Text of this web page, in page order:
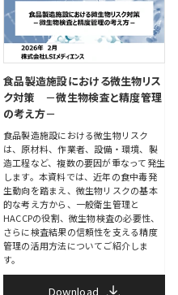
食品製造施設における微生物リス
ク対策 －微生物検査と精度管理
の考え方－
食品製造施設における微生物リスク
は、原材料、作業者、設備・環境、製
造工程など、複数の要因が重なって発生
します。本資料では、近年の食中毒発
生動向を踏まえ、微生物リスクの基本
的な考え方から、一般衛生管理と
HACCPの役割、微生物検査の必要性、
さらに検査結果の信頼性を支える精度
管理の活用方法についてご紹介しま
す。
Download